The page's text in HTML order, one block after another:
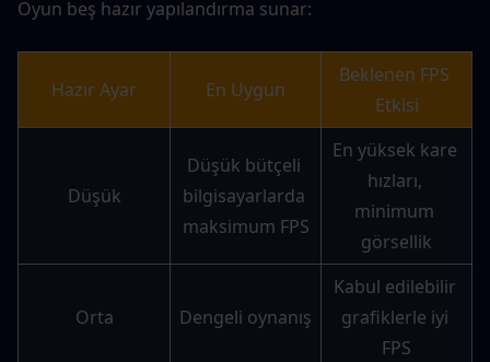
Oyun beş hazır yapılandırma sunar:
Hazır Ayar En Uygun
Beklenen FPS
Etkisi
Düşük
Düşük bütçeli
bilgisayarlarda
maksimum FPS
En yüksek kare
hızları,
minimum
görsellik
Orta Dengeli oynanış
Kabul edilebilir
grafiklerle iyi
FPS